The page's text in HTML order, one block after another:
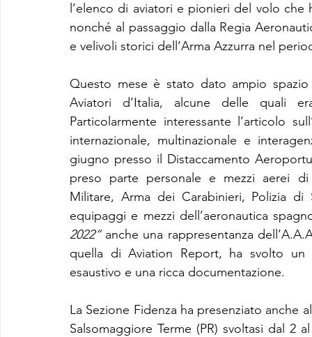
l’elenco di aviatori e pionieri del volo
nonché al passaggio dalla Regia
e velivoli storici dell’Arma Azzurra nel
Questo mese è stato dato ampio
Aviatori d’Italia, alcune delle quali
Particolarmente interessante l’articolo
internazionale, multinazionale e
giugno presso il Distaccamento
preso parte personale e mezzi aerei
Militare, Arma dei Carabinieri, Polizia
equipaggi e mezzi dell’aeronautica
2022” anche una rappresentanza
quella di Aviation Report, ha svolto
esaustivo e una ricca documentazione.
La Sezione Fidenza ha presenziato anche
Salsomaggiore Terme (PR) svoltasi dal 2